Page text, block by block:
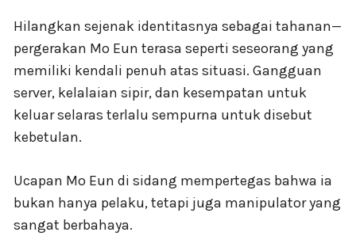
Hilangkan sejenak identitasnya sebagai tahanan—
pergerakan Mo Eun terasa seperti seseorang yang
memiliki kendali penuh atas situasi. Gangguan
server, kelalaian sipir, dan kesempatan untuk
keluar selaras terlalu sempurna untuk disebut
kebetulan.
Ucapan Mo Eun di sidang mempertegas bahwa ia
bukan hanya pelaku, tetapi juga manipulator yang
sangat berbahaya.